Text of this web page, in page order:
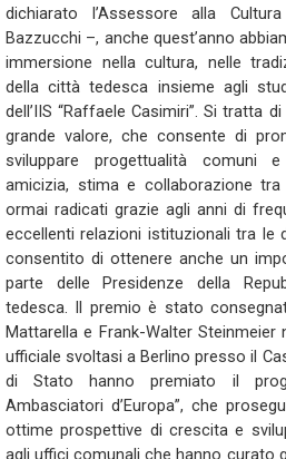
dichiarato l’Assessore alla
Bazzucchi –, anche quest’anno
immersione nella cultura, nelle
della città tedesca insieme agli
dell’IIS “Raffaele Casimiri”. Si tratta
grande valore, che consente di
sviluppare progettualità comuni
amicizia, stima e collaborazione
ormai radicati grazie agli anni di
eccellenti relazioni istituzionali tra le
consentito di ottenere anche un
parte delle Presidenze della
tedesca. Il premio è stato
Mattarella e Frank-Walter
ufficiale svoltasi a Berlino presso il
di Stato hanno premiato il
Ambasciatori d’Europa”, che
ottime prospettive di crescita e
agli uffici comunali che hanno curato